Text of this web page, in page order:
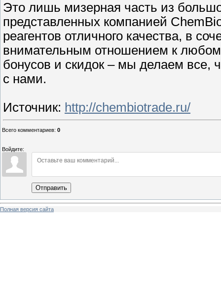
Это лишь мизерная часть из
представленных компанией
реагентов отличного качества, в
внимательным отношением к
бонусов и скидок – мы делаем все,
с нами.
Источник: http://chembiotrade.ru/
Всего комментариев: 0
Войдите:
Отправить
Полная версия сайта